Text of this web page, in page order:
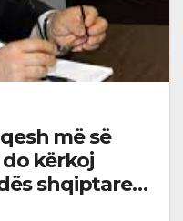
më së
do kërkoj
shqiptare